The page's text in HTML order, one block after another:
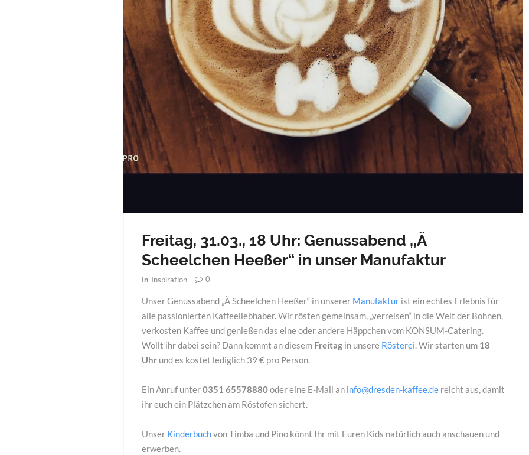
Freitag, 31.03., 18 Uhr: Genussabend ,,Ä
Scheelchen Heeßer“ in unser Manufaktur
In Inspiration 0
Unser Genussabend „Ä Scheelchen Heeßer“ in unserer Manufaktur ist ein echtes Erlebnis für
alle passionierten Kaffeeliebhaber. Wir rösten gemeinsam, „verreisen“ in die Welt der Bohnen,
verkosten Kaffee und genießen das eine oder andere Häppchen vom KONSUM-Catering.
Wollt ihr dabei sein? Dann kommt an diesem Freitag in unsere Rösterei. Wir starten um 18
Uhr und es kostet lediglich 39 € pro Person.
Ein Anruf unter0351 65578880oder eine E-Mail an info@dresden-kaffee.de reicht aus, damit
ihr euch ein Plätzchen am Röstofen sichert.
Unser Kinderbuchvon Timba und Pino könnt Ihr mit Euren Kids natürlich auch anschauen und
erwerben.